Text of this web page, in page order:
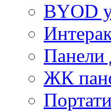
BYOD
Панели
ЖК